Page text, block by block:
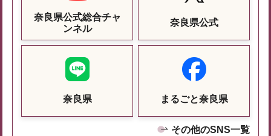
奈良県公式総合チャ
ンネル
奈良県公式
奈良県 まるごと奈良県
その他のSNS一覧